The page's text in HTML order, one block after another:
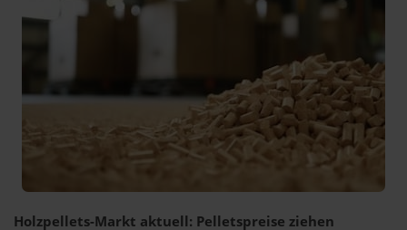
Holzpellets-Markt aktuell: Pelletspreise ziehen